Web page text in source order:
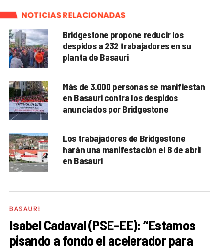
NOTICIAS RELACIONADAS
Bridgestone propone reducir los
despidos a 232 trabajadores en su
planta de Basauri
Más de 3.000 personas se manifiestan
en Basauri contra los despidos
anunciados por Bridgestone
Los trabajadores de Bridgestone
harán una manifestación el 8 de abril
en Basauri
BASAURI
Isabel Cadaval (PSE-EE): “Estamos
pisando a fondo el acelerador para